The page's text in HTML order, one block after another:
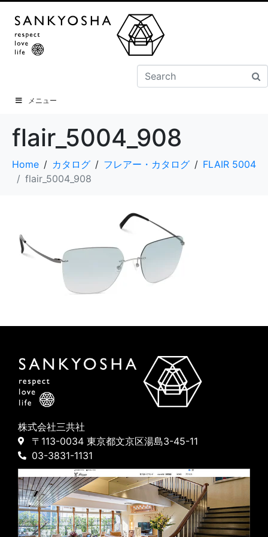
メニュー
flair_5004_908
Home カタログ フレアー・カタログ
FLAIR 5004
flair_5004_908
株式会社三共社
〒113-0034 東京都文京区湯島3-45-11
03-3831-1131